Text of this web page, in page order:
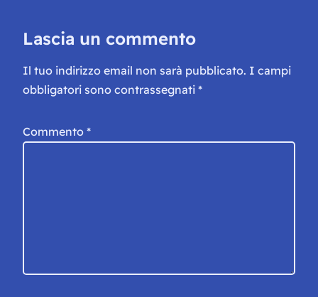
Lascia un commento
Il tuo indirizzo email non sarà pubblicato. I campi
obbligatori sono contrassegnati *
Commento *